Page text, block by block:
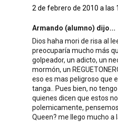
2 de febrero de 2010 a las
Armando (alumno) dijo...
Dios haha mori de risa al
preocuparía mucho más
golpeador, un adicto, un
mormón, un
eso es mas peligroso que
tanga.. Pues bien, no
quienes dicen que estos
polemicamente,
Queen? me llego mucho a